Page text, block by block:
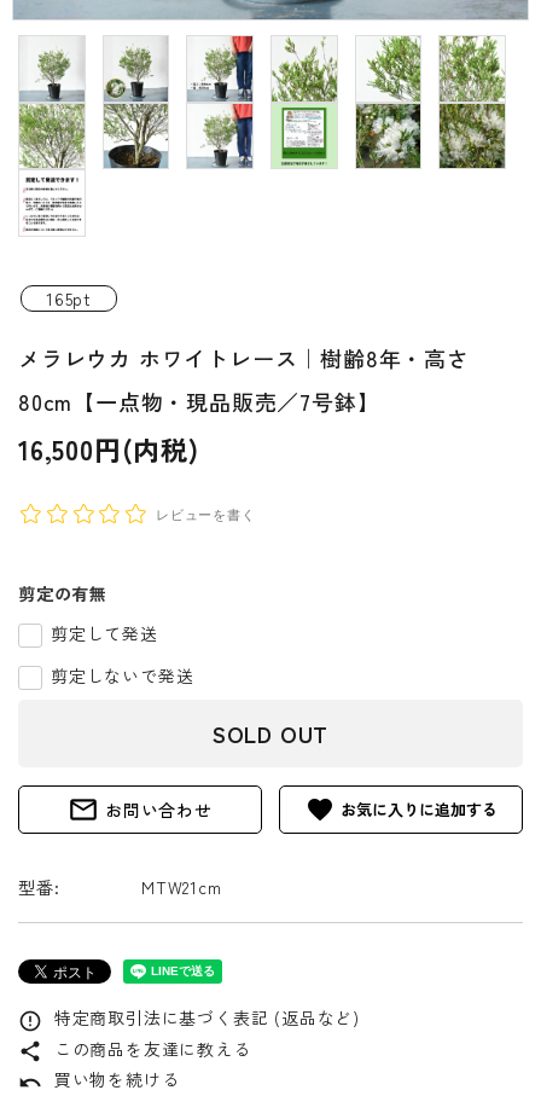
プライバシーポリシー
特定商取引法について
お問い合わせ
ACCOUNT MENU
ようこそ ゲスト 様
meeting_room ログイン
165pt
メラレウカ ホワイトレース｜樹齢8年・高さ
80cm【一点物・現品販売／7号鉢】
16,500円(内税)
レビューを書く
剪定の有無
剪定して発送
剪定しないで発送
SOLD OUT
mail_outline お問い合わせ favorite
型番: MTW21cm
error_outline 特定商取引法に基づく表記 (返品など)
share
この商品を友達に教える
undo 買い物を続ける